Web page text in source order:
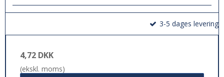
3-5 dages levering
4,72 DKK
(ekskl. moms)